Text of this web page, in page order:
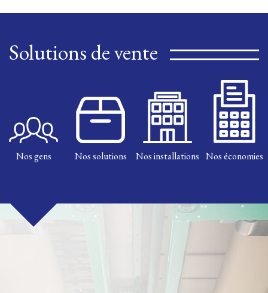
Solutions de vente
Nos gens Nos solutions Nos installations Nos économies